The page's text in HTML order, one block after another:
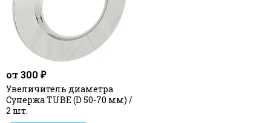
от 300 ₽
Увеличитель диаметра
Сунержа TUBE (D 50-70 мм) /
2 шт.